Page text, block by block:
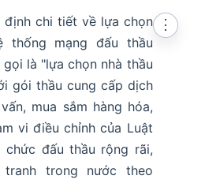
chi tiết về lựa chọn
thống mạng đấu thầu
là "lựa chọn nhà thầu
gói thầu cung cấp dịch
mua sắm hàng hóa,
vi điều chỉnh của Luật
đấu thầu rộng rãi,
tranh trong nước theo
⋮